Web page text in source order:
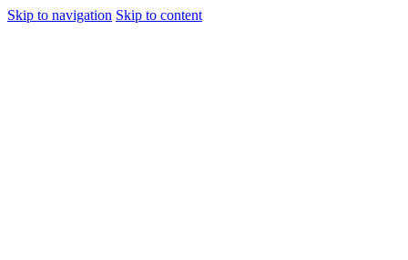
Skip to navigation Skip to content